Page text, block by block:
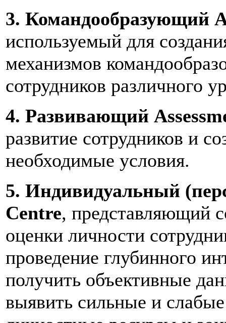
3. Командообразующий
используемый для
механизмов
сотрудников различного
4. Развивающий
развитие сотрудников и
необходимые условия.
5. Индивидуальный
Centre, представляющий
оценки личности
проведение глубинного
получить объективные
выявить сильные и